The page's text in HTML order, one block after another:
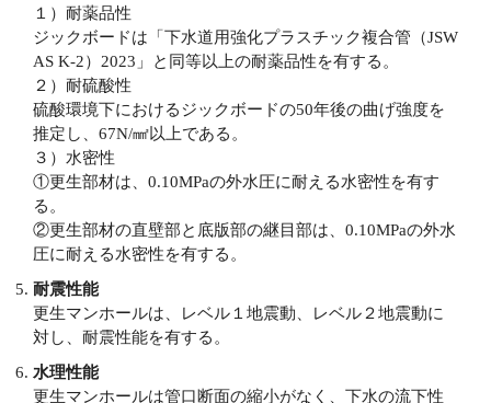
１）耐薬品性
ジックボードは「下水道用強化プラスチック複合管（JSW
AS K-2）2023」と同等以上の耐薬品性を有する。
２）耐硫酸性
硫酸環境下におけるジックボードの50年後の曲げ強度を
推定し、67N/㎟以上である。
３）水密性
①更生部材は、0.10MPaの外水圧に耐える水密性を有す
る。
②更生部材の直壁部と底版部の継目部は、0.10MPaの外水
圧に耐える水密性を有する。
耐震性能
更生マンホールは、レベル１地震動、レベル２地震動に
対し、耐震性能を有する。
水理性能
更生マンホールは管口断面の縮小がなく、下水の流下性